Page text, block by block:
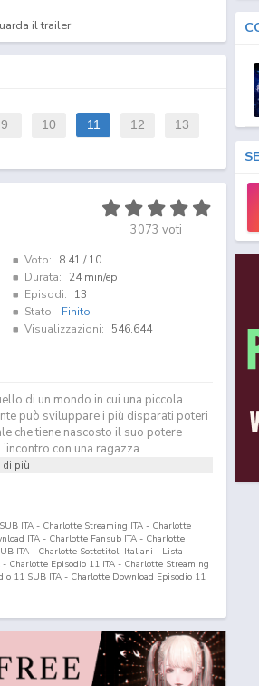
il trailer
9 10 11 12 13
3073 voti
Voto: 8.41 / 10
Durata:
24 min/ep
Episodi:
13
Stato:
Finito
Visualizzazioni:
546.644
di un mondo in cui una piccola
può sviluppare i più disparati poteri
che tiene nascosto il suo potere
con una ragazza...
di più
ITA - Charlotte Streaming ITA - Charlotte
ITA - Charlotte Fansub ITA - Charlotte
ITA - Charlotte Sottotitoli Italiani - Lista
- Charlotte Episodio 11 ITA - Charlotte Streaming
11 SUB ITA - Charlotte Download Episodio 11